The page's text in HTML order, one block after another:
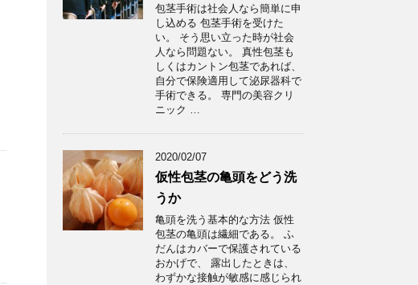
包茎手術は社会人なら簡単に申
し込める 包茎手術を受けた
い。 そう思い立った時が社会
人なら問題ない。 真性包茎も
しくはカントン包茎であれば、
自分で保険適用して泌尿器科で
手術できる。 専門の美容クリ
ニック …
2020/02/07
仮性包茎の亀頭をどう洗
うか
亀頭を洗う基本的な方法 仮性
包茎の亀頭は繊細である。 ふ
だんはカバーで保護されている
おかげで、 露出したときは、
わずかな接触が敏感に感じられ